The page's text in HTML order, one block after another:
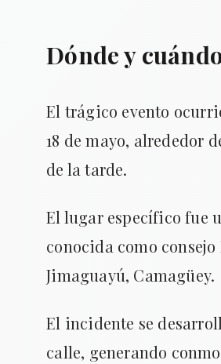
Dónde y
El trágico evento
18 de mayo, alrededor
de la tarde.
El lugar específico fue
conocida como consejo
Jimaguayú, Camagüey.
El incidente se
calle, generando